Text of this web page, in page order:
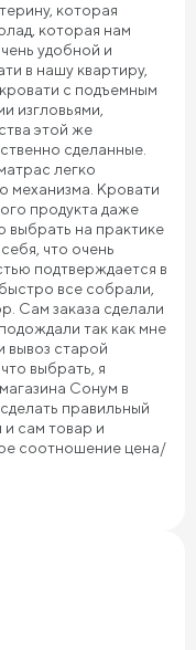
которая
которая нам
удобной и
в нашу квартиру,
с подъемным
изгловьями,
этой же
сделанные.
легко
механизма. Кровати
продукта даже
на практике
что очень
подтверждается в
все собрали,
Сам заказа сделали
так как мне
вывоз старой
выбрать, я
Сонум в
правильный
сам товар и
соотношение цена/